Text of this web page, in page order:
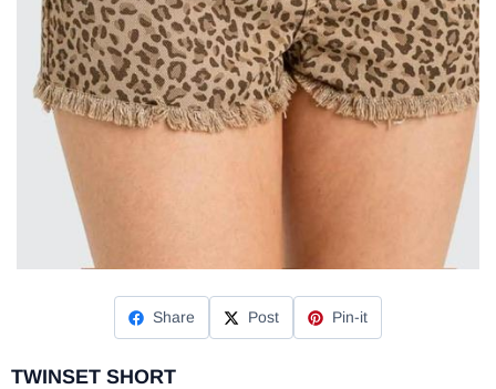
Share Post Pin-it
TWINSET SHORT